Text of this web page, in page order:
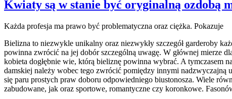
Kwiaty są w stanie być oryginalną ozdobą
Każda profesja ma prawo być problematyczna oraz ciężka. Pokazuje
Bielizna to niezwykle unikalny oraz niezwykły szczegół garderoby
powinna zwrócić na jej dobór szczególną uwagę. W głównej mierze
kobieta dogłębnie wie, którą bieliznę powinna wybrać. A tymczasem
damskiej należy wobec tego zwrócić pomiędzy innymi nadzwyczajną
się paru prostych praw doboru odpowiedniego biustonosza. Wiele
zabudowane, jak oraz sportowe, romantyczne czy koronkowe.